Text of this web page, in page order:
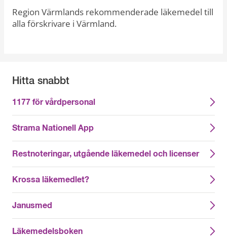
Region Värmlands rekommenderade läkemedel till
alla förskrivare i Värmland.
Hitta snabbt
1177 för vårdpersonal
Strama Nationell App
Restnoteringar, utgående läkemedel och licenser
Krossa läkemedlet?
Janusmed
Läkemedelsboken